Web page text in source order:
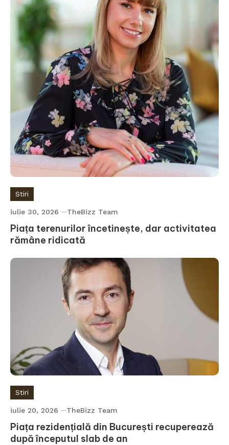
Stiri
iulie 30, 2026 TheBizz Team
Piața terenurilor încetinește, dar activitatea
rămâne ridicată
Stiri
iulie 20, 2026 TheBizz Team
Piața rezidențială din București recuperează
după începutul slab de an